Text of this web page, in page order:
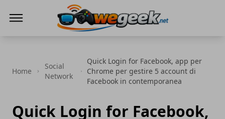
Home
Social
Network
Quick Login for Facebook, app per
Chrome per gestire 5 account di
Facebook in contemporanea
Quick Login for Facebook,